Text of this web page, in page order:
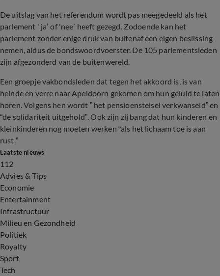
De uitslag van het referendum wordt pas meegedeeld als het
parlement ' ja’ of 'nee’ heeft gezegd. Zodoende kan het
parlement zonder enige druk van buitenaf een eigen beslissing
nemen, aldus de bondswoordvoerster. De 105 parlementsleden
zijn afgezonderd van de buitenwereld.
Een groepje vakbondsleden dat tegen het akkoord is, is van
heinde en verre naar Apeldoorn gekomen om hun geluid te laten
horen. Volgens hen wordt ” het pensioenstelsel verkwanseld” en
“de solidariteit uitgehold”. Ook zijn zij bang dat hun kinderen en
kleinkinderen nog moeten werken “als het lichaam toe is aan
rust.”
Laatste nieuws
112
Advies & Tips
Economie
Entertainment
Infrastructuur
Milieu en Gezondheid
Politiek
Royalty
Sport
Tech